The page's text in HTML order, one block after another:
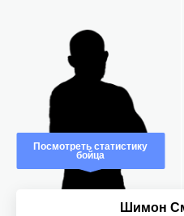
Посмотреть статистику
бойца
Шимон